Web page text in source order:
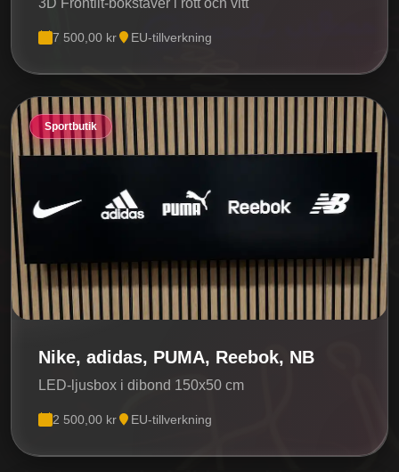
7 500,00 kr EU-tillverkning
Sportbutik
Nike, adidas, PUMA, Reebok, NB
LED-ljusbox i dibond 150x50 cm
2 500,00 kr EU-tillverkning